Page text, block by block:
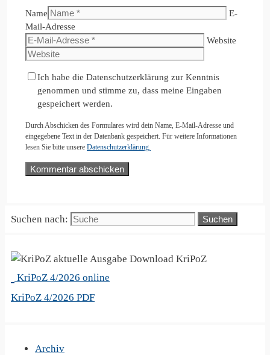
Name
E-
Mail-Adresse
Website
Ich habe die Datenschutzerklärung zur Kenntnis
genommen und stimme zu, dass meine Eingaben
gespeichert werden.
Durch Abschicken des Formulares wird dein Name, E-Mail-Adresse und
eingegebene Text in der Datenbank gespeichert. Für weitere Informationen
lesen Sie bitte unsere Datenschutzerklärung.
Suchen nach:
KriPoZ
KriPoZ 4/2026 online
KriPoZ 4/2026 PDF
Archiv